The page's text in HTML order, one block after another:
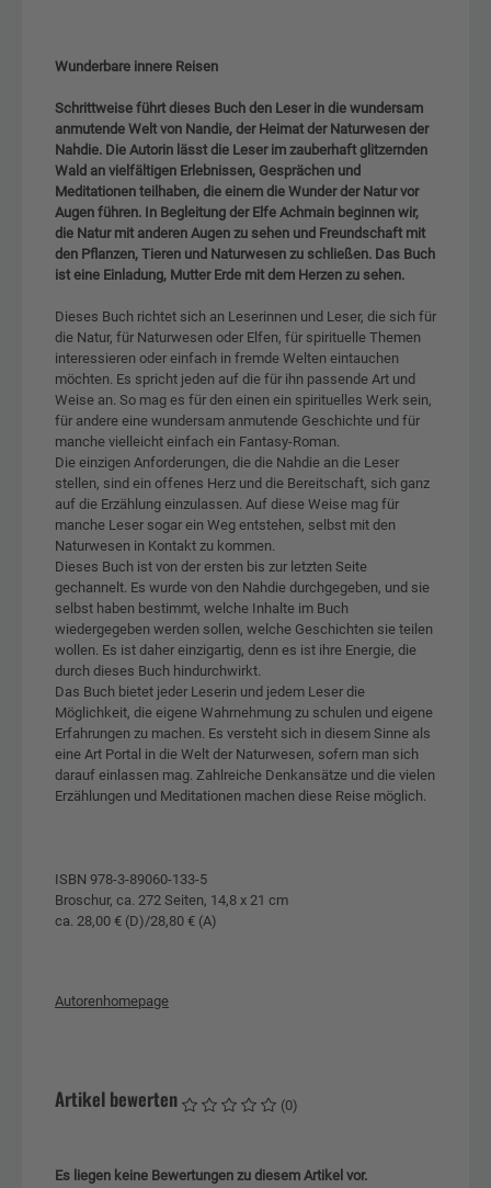
Wunderbare innere Reisen
Schrittweise führt dieses Buch den Leser in die wundersam
anmutende Welt von Nandie, der Heimat der Naturwesen der
Nahdie. Die Autorin lässt die Leser im zauberhaft glitzernden
Wald an vielfältigen Erlebnissen, Gesprächen und
Meditationen teilhaben, die einem die Wunder der Natur vor
Augen führen. In Begleitung der Elfe Achmain beginnen wir,
die Natur mit anderen Augen zu sehen und Freundschaft mit
den Pflanzen, Tieren und Naturwesen zu schließen. Das Buch
ist eine Einladung, Mutter Erde mit dem Herzen zu sehen.
Dieses Buch richtet sich an Leserinnen und Leser, die sich für
die Natur, für Naturwesen oder Elfen, für spirituelle Themen
interessieren oder einfach in fremde Welten eintauchen
möchten. Es spricht jeden auf die für ihn passende Art und
Weise an. So mag es für den einen ein spirituelles Werk sein,
für andere eine wundersam anmutende Geschichte und für
manche vielleicht einfach ein Fantasy-Roman.
Die einzigen Anforderungen, die die Nahdie an die Leser
stellen, sind ein offenes Herz und die Bereitschaft, sich ganz
auf die Erzählung einzulassen. Auf diese Weise mag für
manche Leser sogar ein Weg entstehen, selbst mit den
Naturwesen in Kontakt zu kommen.
Dieses Buch ist von der ersten bis zur letzten Seite
gechannelt. Es wurde von den Nahdie durchgegeben, und sie
selbst haben bestimmt, welche Inhalte im Buch
wiedergegeben werden sollen, welche Geschichten sie teilen
wollen. Es ist daher einzigartig, denn es ist ihre Energie, die
durch dieses Buch hindurchwirkt.
Das Buch bietet jeder Leserin und jedem Leser die
Möglichkeit, die eigene Wahrnehmung zu schulen und eigene
Erfahrungen zu machen. Es versteht sich in diesem Sinne als
eine Art Portal in die Welt der Naturwesen, sofern man sich
darauf einlassen mag. Zahlreiche Denkansätze und die vielen
Erzählungen und Meditationen machen diese Reise möglich.
ISBN 978-3-89060-133-5
Broschur, ca. 272 Seiten, 14,8 x 21 cm
ca. 28,00 € (D)/28,80 € (A)
Autorenhomepage
Artikel bewerten (0)
Es liegen keine Bewertungen zu diesem Artikel vor.